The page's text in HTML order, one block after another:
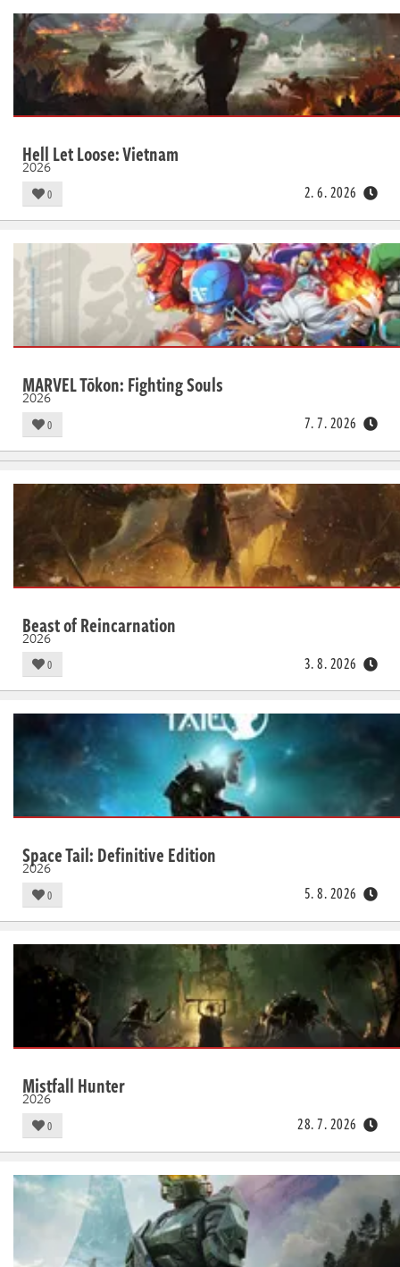
Hell Let Loose: Vietnam
2026
0 2. 6. 2026
MARVEL Tōkon: Fighting Souls
2026
0 7. 7. 2026
Beast of Reincarnation
2026
0 3. 8. 2026
Space Tail: Definitive Edition
2026
0 5. 8. 2026
Mistfall Hunter
2026
0 28. 7. 2026